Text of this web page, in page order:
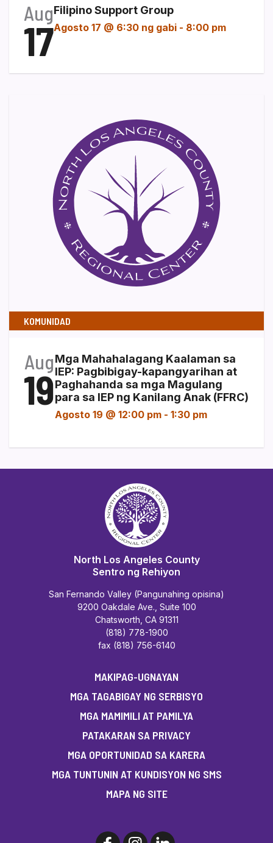
Aug
17
Filipino Support Group
Agosto 17 @ 6:30 ng gabi - 8:00 pm
KOMUNIDAD
Aug
19
Mga Mahahalagang Kaalaman sa
IEP: Pagbibigay-kapangyarihan at
Paghahanda sa mga Magulang
para sa IEP ng Kanilang Anak (FFRC)
Agosto 19 @ 12:00 pm - 1:30 pm
North Los Angeles County
Sentro ng Rehiyon
San Fernando Valley (Pangunahing opisina)
9200 Oakdale Ave., Suite 100
Chatsworth, CA 91311
(818) 778-1900
fax (818) 756-6140
MAKIPAG-UGNAYAN
MGA TAGABIGAY NG SERBISYO
MGA MAMIMILI AT PAMILYA
PATAKARAN SA PRIVACY
MGA OPORTUNIDAD SA KARERA
MGA TUNTUNIN AT KUNDISYON NG SMS
MAPA NG SITE